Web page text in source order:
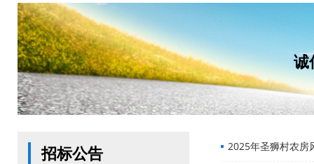
诚
招标公告 2025年圣狮村农房